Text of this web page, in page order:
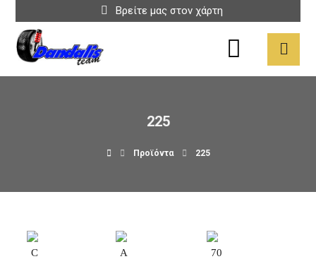
Βρείτε μας στον χάρτη
225
Προϊόντα 225
C A 70